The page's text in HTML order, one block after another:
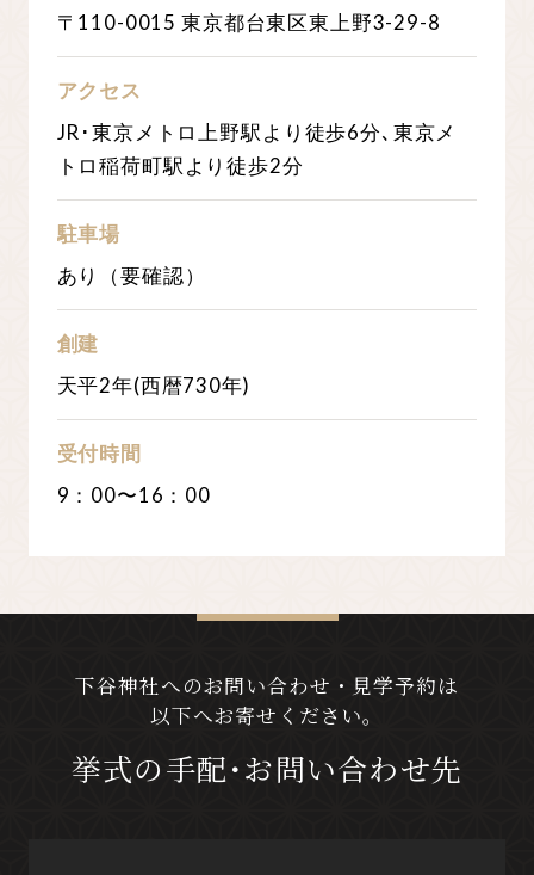
〒110-0015 東京都台東区東上野3-29-8
アクセス
JR･東京メトロ上野駅より徒歩6分､東京メ
トロ稲荷町駅より徒歩2分
駐車場
あり（要確認）
創建
天平2年(西暦730年)
受付時間
9：00〜16：00
下谷神社へのお問い合わせ・見学予約は
以下へお寄せください。
挙式の手配･お問い合わせ先